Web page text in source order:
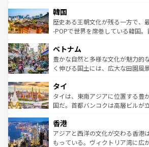
ワイを、存分に味わってほしい。 なお、新着のハワイ情報
はコンテンツ一覧を参照してほし
いる。アクティビティも充実して
ビング、ハイキングなど、アウト
い。オーストラリアの多彩な魅力
参照してほしい。
ン）、静ひつな山岳地帯である台
と山間の静けさが共存しており、
驚きをもたらしてくれる。また、
容にもいいと評判のスイーツなど
が味わえる。 なお、新着の台湾
照してほしい。
韓国
歴史ある王朝文化が残る一方で、
-POPで世界を席巻している韓国
き、地方に足を延ばせば四季折々
できる。そして、キムチや焼肉、
まで、さまざまな韓国料理が待っ
リティに包まれながら、韓国の多
わってみてほしい。 なお
覧を参照してほしい。
ベトナム
豊かな自然と多様な文化が魅力的
く伸びる国土には、広大な田園風
急速な発展と共に伝統が息づく。
ーチミン市のフランス統治時代の
醸し出している。また、バラエテ
とつ。フォーやバインミー、ベト
ひ現地で味わいたい。どの地域を
が旅行者を迎えてくれるので、き
タイ
タイは、東南アジアに位置する豊
国だ。首都バンコクは高層ビルが
の活気が交差している。北部では
帯で自然と触れ合い、南部ではプ
いビーチでリゾート気分を楽しむ
香港
アジアと西洋の文化が交わる香港
もっている。ヴィクトリア湾に広